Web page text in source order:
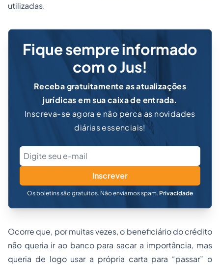
utilizadas.
Fique sempre informado
com o Jus!
Receba gratuitamente as atualizações
jurídicas em sua caixa de entrada.
Inscreva-se agora e não perca as novidades
diárias essenciais!
Inscrever
Os boletins são gratuitos. Não enviamos spam. Privacidade
Ocorre que, por muitas vezes, o beneficiário do crédito
não queria ir ao banco para sacar a importância, mas
queria de logo usar a própria carta para “passar” o